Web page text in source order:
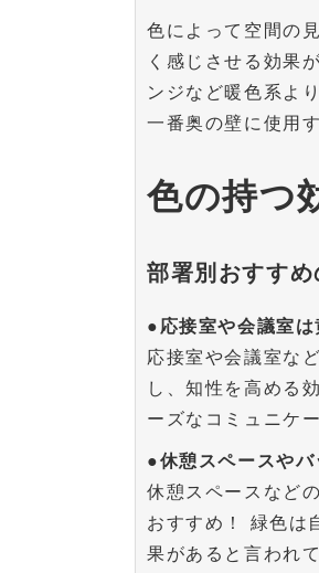
色によって空間の
く感じさせる効果
ンジなど暖色系よ
一番奥の壁に使用
色の持つ
部署別おすすめ
●応接室や会議室
応接室や会議室な
し、知性を高める
ーズなコミュニケ
●休憩スペースや
休憩スペースなど
おすすめ！ 緑色は
果があると言われ